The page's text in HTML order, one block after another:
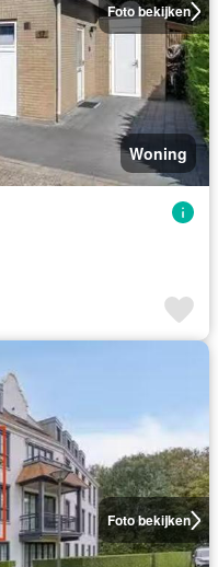
Foto bekijken
Woning
Foto bekijken